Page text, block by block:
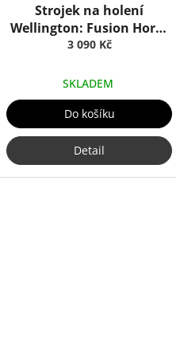
Strojek na holení
Wellington: Fusion Horn,
Truefitt & Hill
3 090 Kč
SKLADEM
Do košíku
Detail